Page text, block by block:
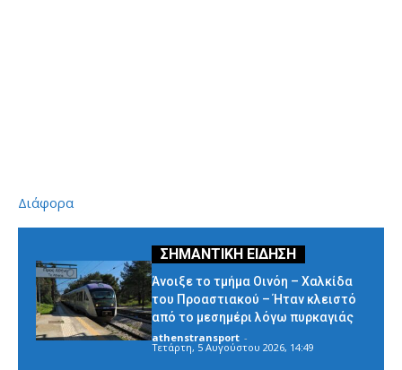
Διάφορα
Άνοιξε το τμήμα Οινόη – Χαλκίδα
του Προαστιακού – Ήταν κλειστό
από το μεσημέρι λόγω πυρκαγιάς
athenstransport -
Τετάρτη, 5 Αυγούστου 2026, 14:49